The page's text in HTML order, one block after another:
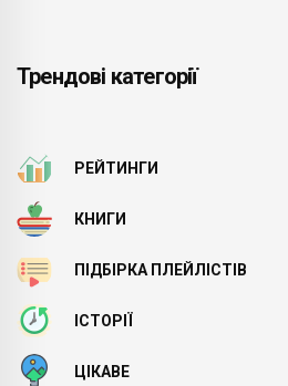
Трендові категорії
РЕЙТИНГИ
КНИГИ
ПІДБІРКА ПЛЕЙЛІСТІВ
ІСТОРІЇ
ЦІКАВЕ